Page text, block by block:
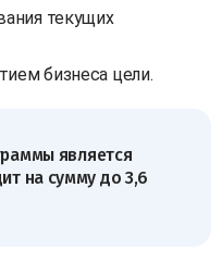
текущих
бизнеса цели.
является
на сумму до 3,6